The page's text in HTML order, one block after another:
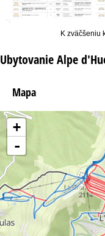
K zväčšeniu
Ubytovanie Alpe
Mapa
+
-